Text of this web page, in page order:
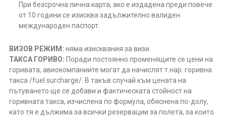
При безсрочна лична карта, ако е издадена преди повече
от 10 години се изисква задължително валиден
международен паспорт.
ВИЗОВ РЕЖИМ: няма изисквания за визи.
ТАКСА ГОРИВО: Поради постоянно променящите се цени на
горивата, авиокомпаниите могат да начислят т.нар. горивна
такса /fuel surcharge/. В такъв случай към цената на
пътуването ще се добави и фактическата стойност на
горивната такса, изчислена по формула, обяснена по-долу,
като тя е дължима за всички резервации за полета, за които